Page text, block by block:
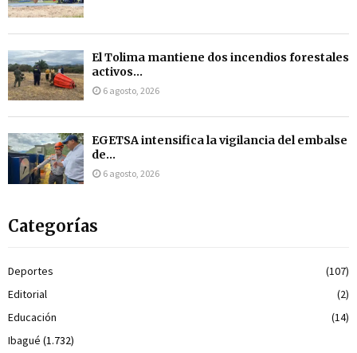
El Tolima mantiene dos incendios forestales
activos...
6 agosto, 2026
EGETSA intensifica la vigilancia del embalse
de...
6 agosto, 2026
Categorías
Deportes
(107)
Editorial
(2)
Educación
(14)
Ibagué (1.732)